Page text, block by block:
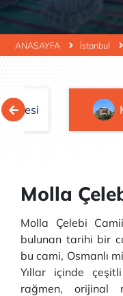
ANASAYFA İstanbul
Molla
Molla Çelebi
bulunan tarihi bir
bu cami, Osmanlı
Yıllar içinde
rağmen, orijinal